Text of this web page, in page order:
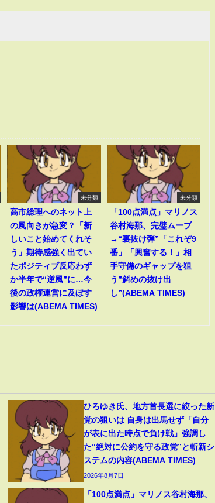
未分類
高市総理へのネット上
の風向きが急変？「新
しいこと始めてくれそ
う」期待感強く出てい
たポジティブ反応わず
か半年で“逆風”に…今
後の政権運営に及ぼす
影響は(ABEMA TIMES)
未分類
「100点満点」マリノス
谷村海那、完璧ムーブ
→“裏抜け弾”「これぞ9
番」「興奮する！」相
手守備のギャップを狙
う”斜めの抜け出
し”(ABEMA TIMES)
ひろゆき氏、地方首長選に絞った新
党の狙いは 自身は出馬せず「自分
が表に出た時点で負け戦」強調し
た“絶対に公約を守る政党”と斬新シ
ステムの内容(ABEMA TIMES)
2026年8月7日
「100点満点」マリノス谷村海那、